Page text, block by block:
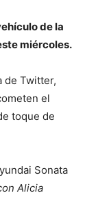
de la
miércoles.
de Twitter,
el
toque de
Sonata
Alicia